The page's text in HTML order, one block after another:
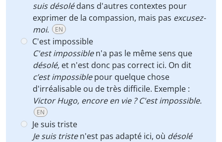
suis désolédans d'autres contextes pour
exprimer de la compassion, mais pas excusez-
moi. EN
C'est impossible
C'est impossiblen'a pas le même sens que
désolé, et n'est donc pas correct ici. On dit
c’est impossiblepour quelque chose
d'irréalisable ou de très difficile. Exemple :
Victor Hugo, encore en vie ? C'est impossible.
EN
Je suis triste
Je suis tristen'est pas adapté ici, où désolé